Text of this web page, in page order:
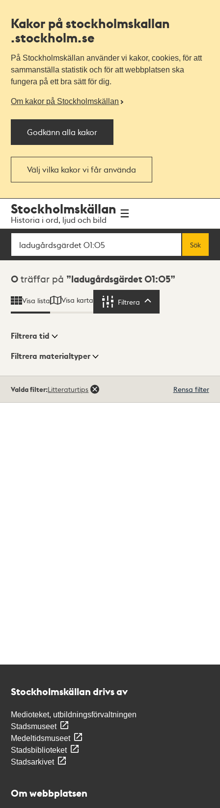
Kakor på stockholmskallan
.stockholm.se
På Stockholmskällan använder vi kakor, cookies, för att
sammanställa statistik och för att webbplatsen ska
fungera på ett bra sätt för dig.
Om kakor på Stockholmskällan
Godkänn alla kakor
Välj vilka kakor vi får använda
navigationen
huvudinnehållet
Stockholmskällan
Historia i ord, ljud och bild
Sök
Sök
Sökresultat
0 träffar på ladugårdsgärdet 01:05
Visa lista Visa karta Filtrera
Visningsläge
Filtrera tid
Filtrera materialtyper
träffar
Valda filter:Litteraturtips Rensa filter
Stockholmskällan drivs av
Medioteket, utbildningsförvaltningen
Stadsmuseet
Medeltidsmuseet
Stadsbiblioteket
Stadsarkivet
Om webbplatsen